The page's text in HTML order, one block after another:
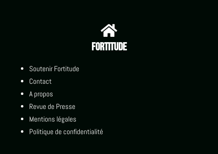

Fortitude
Soutenir Fortitude
Contact
A propos
Revue de Presse
Mentions légales
Politique de confidentialité